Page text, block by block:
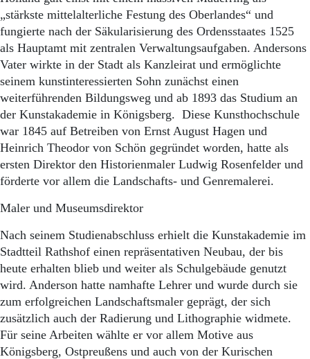
„stärkste mittelalterliche Festung des Oberlandes“ und
fungierte nach der Säkularisierung des Ordensstaates 1525
als Hauptamt mit zentralen Verwaltungsaufgaben. Andersons
Vater wirkte in der Stadt als Kanzleirat und ermöglichte
seinem kunstinteressierten Sohn zunächst einen
weiterführenden Bildungsweg und ab 1893 das Studium an
der Kunstakademie in Königsberg. Diese Kunsthochschule
war 1845 auf Betreiben von Ernst August Hagen und
Heinrich Theodor von Schön gegründet worden, hatte als
ersten Direktor den Historienmaler Ludwig Rosenfelder und
förderte vor allem die Landschafts- und Genremalerei.
Maler und Museumsdirektor
Nach seinem Studienabschluss erhielt die Kunstakademie im
Stadtteil Rathshof einen repräsentativen Neubau, der bis
heute erhalten blieb und weiter als Schulgebäude genutzt
wird. Anderson hatte namhafte Lehrer und wurde durch sie
zum erfolgreichen Landschaftsmaler geprägt, der sich
zusätzlich auch der Radierung und Lithographie widmete.
Für seine Arbeiten wählte er vor allem Motive aus
Königsberg, Ostpreußens und auch von der Kurischen